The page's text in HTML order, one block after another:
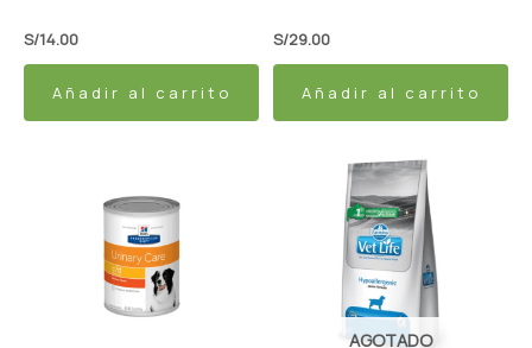
S/14.00
Añadir al carrito
S/29.00
Añadir al carrito
AGOTADO